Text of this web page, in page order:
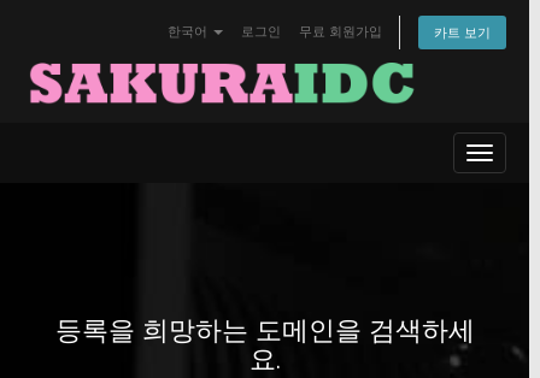
한국어 로그인 무료 회원가입 카트 보기
Toggle
등록을 희망하는 도메인을 검색하세
요.